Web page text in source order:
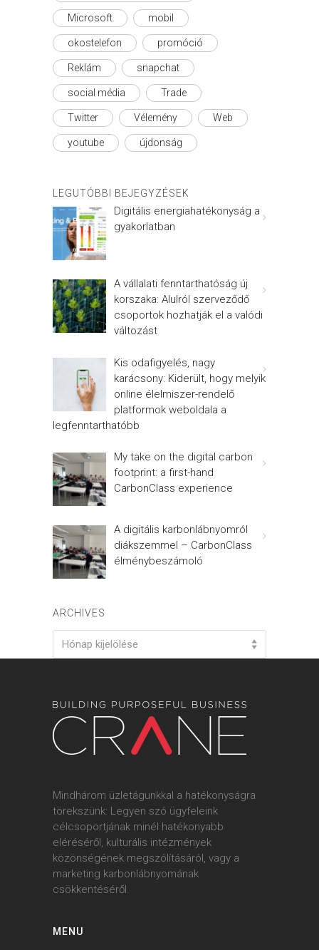
Microsoft mobil
okostelefon promóció
Reklám snapchat
social média Trade
Twitter Vélemény Web
youtube újdonság
LEGUTÓBBI BEJEGYZÉSEK
Digitális energiahatékonyság a
gyakorlatban
A vállalati fenntarthatóság új
korszaka: Alulról szerveződő
csoportok hozhatják el a valódi
változást
Kis odafigyelés, nagy
karácsony: Kiderült, hogy melyik
online élelmiszer-rendelő
platformok weboldala a
legfenntarthatóbb
My take on the digital carbon
footprint: a first-hand
CarbonClass experience
A digitális karbonlábnyomról
diákszemmel – CarbonClass
élménybeszámoló
ARCHIVES
Hónap kijelölése
Mindhárom üzletágunkkal a hatékonyságra
törekszünk: Legyen szó ügyfeleink
célcsoportjának minél hatékonyabb
eléréséről, kulturális intézmények
közönségének megszólításáról, vagy a
marketing karbonlábnyomának
csökkentéséről.
MENU